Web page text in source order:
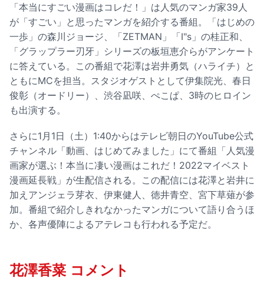
「本当にすごい漫画はコレだ！」は人気のマンガ家39人
が「すごい」と思ったマンガを紹介する番組。「はじめの
一歩」の森川ジョージ、「ZETMAN」「I"s」の桂正和、
「グラップラー刃牙」シリーズの板垣恵介らがアンケート
に答えている。この番組で花澤は岩井勇気（ハライチ）と
ともにMCを担当。スタジオゲストとして伊集院光、春日
俊彰（オードリー）、渋谷凪咲、ぺこぱ、3時のヒロイン
も出演する。
さらに1月1日（土）1:40からはテレビ朝日のYouTube公式
チャンネル「動画、はじめてみました」にて番組「人気漫
画家が選ぶ！本当に凄い漫画はこれだ！2022マイベスト
漫画延長戦」が生配信される。この配信には花澤と岩井に
加えアンジェラ芽衣、伊東健人、徳井青空、宮下草薙が参
加。番組で紹介しきれなかったマンガについて語り合うほ
か、各声優陣によるアテレコも行われる予定だ。
花澤香菜 コメント